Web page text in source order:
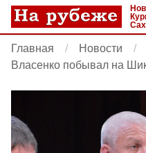
Главная Новости
Власенко побывал на